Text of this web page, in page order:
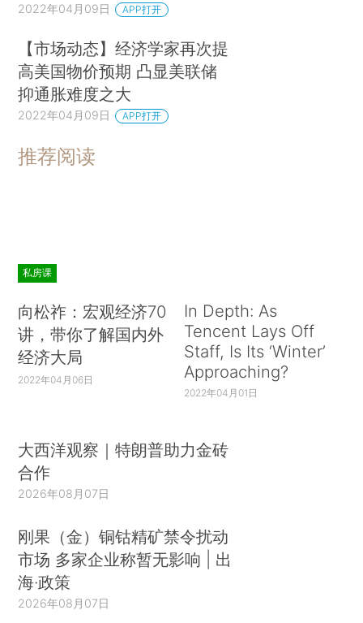
2022年04月09日 APP打开
【市场动态】经济学家再次提
高美国物价预期 凸显美联储
抑通胀难度之大
2022年04月09日 APP打开
推荐阅读
私房课
向松祚：宏观经济70
讲，带你了解国内外
经济大局
2022年04月06日
In Depth: As
Tencent Lays Off
Staff, Is Its ‘Winter’
Approaching?
2022年04月01日
大西洋观察｜特朗普助力金砖
合作
2026年08月07日
刚果（金）铜钴精矿禁令扰动
市场 多家企业称暂无影响 | 出
海·政策
2026年08月07日